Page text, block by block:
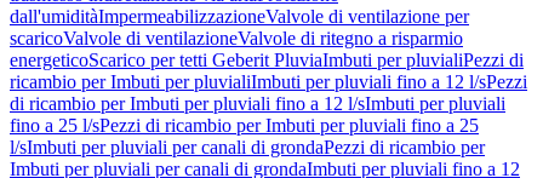
dall'umiditàImpermeabilizzazioneValvole di ventilazione per
scaricoValvole di ventilazioneValvole di ritegno a risparmio
energeticoScarico per tetti Geberit PluviaImbuti per pluvialiPezzi di
ricambio per Imbuti per pluvialiImbuti per pluviali fino a 12 l/sPezzi
di ricambio per Imbuti per pluviali fino a 12 l/sImbuti per pluviali
fino a 25 l/sPezzi di ricambio per Imbuti per pluviali fino a 25
l/sImbuti per pluviali per canali di grondaPezzi di ricambio per
Imbuti per pluviali per canali di grondaImbuti per pluviali fino a 12